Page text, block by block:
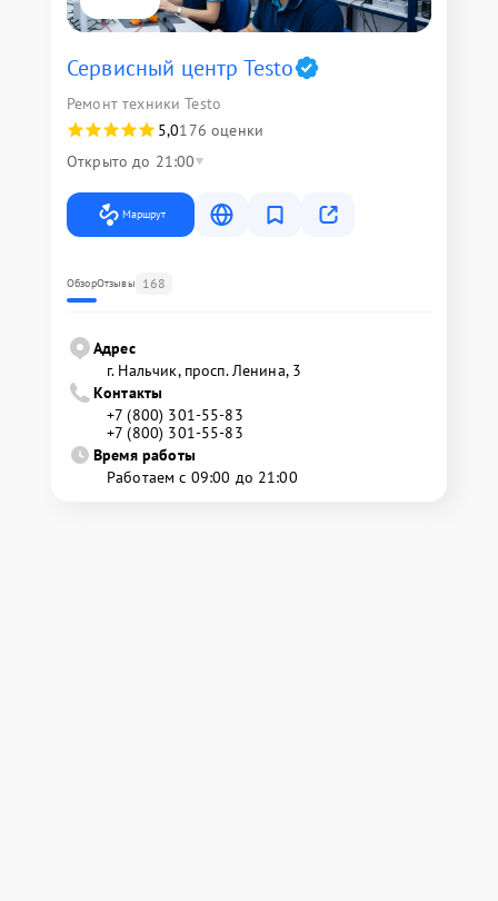
Сервисный центр Testo
Ремонт техники Testo
5,0176 оценки
Открыто до 21:00
Маршрут
ОбзорОтзывы 168
Адрес
г. Нальчик, просп. Ленина, 3
Контакты
+7 (800) 301-55-83
+7 (800) 301-55-83
Время работы
Работаем с 09:00 до 21:00